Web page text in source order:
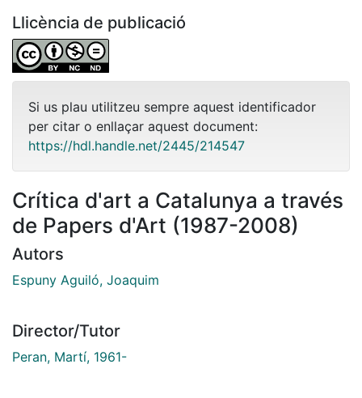
Llicència de publicació
Si us plau utilitzeu sempre aquest identificador
per citar o enllaçar aquest document:
https://hdl.handle.net/2445/214547
Crítica d'art a Catalunya a través
de Papers d'Art (1987-2008)
Autors
Espuny Aguiló, Joaquim
Director/Tutor
Peran, Martí, 1961-